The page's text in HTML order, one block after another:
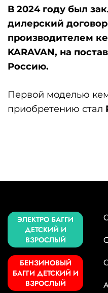
В 2024 году был
дилерский
производителем
KARAVAN, на
Россию.
Первой моделью
приобретению стал
ЭЛЕКТРО БАГГИ
ДЕТСКИЙ И
ВЗРОСЛЫЙ
БЕНЗИНОВЫЙ
БАГГИ ДЕТСКИЙ И
ВЗРОСЛЫЙ